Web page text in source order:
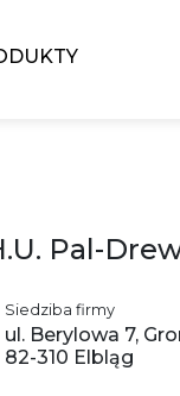
Pal-
Siedziba firmy
ul. Berylowa 7,
82-310 Elbląg